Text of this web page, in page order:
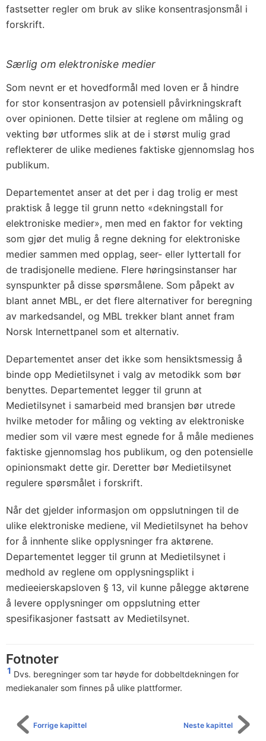
fastsetter regler om bruk av slike konsentrasjonsmål i
forskrift.
Særlig om elektroniske medier
Som nevnt er et hovedformål med loven er å hindre
for stor konsentrasjon av potensiell påvirkningskraft
over opinionen. Dette tilsier at reglene om måling og
vekting bør utformes slik at de i størst mulig grad
reflekterer de ulike medienes faktiske gjennomslag hos
publikum.
Departementet anser at det per i dag trolig er mest
praktisk å legge til grunn netto «dekningstall for
elektroniske medier», men med en faktor for vekting
som gjør det mulig å regne dekning for elektroniske
medier sammen med opplag, seer- eller lyttertall for
de tradisjonelle mediene. Flere høringsinstanser har
synspunkter på disse spørsmålene. Som påpekt av
blant annet MBL, er det flere alternativer for beregning
av markedsandel, og MBL trekker blant annet fram
Norsk Internettpanel som et alternativ.
Departementet anser det ikke som hensiktsmessig å
binde opp Medietilsynet i valg av metodikk som bør
benyttes. Departementet legger til grunn at
Medietilsynet i samarbeid med bransjen bør utrede
hvilke metoder for måling og vekting av elektroniske
medier som vil være mest egnede for å måle medienes
faktiske gjennomslag hos publikum, og den potensielle
opinionsmakt dette gir. Deretter bør Medietilsynet
regulere spørsmålet i forskrift.
Når det gjelder informasjon om oppslutningen til de
ulike elektroniske mediene, vil Medietilsynet ha behov
for å innhente slike opplysninger fra aktørene.
Departementet legger til grunn at Medietilsynet i
medhold av reglene om opplysningsplikt i
medieeierskapsloven § 13, vil kunne pålegge aktørene
å levere opplysninger om oppslutning etter
spesifikasjoner fastsatt av Medietilsynet.
Fotnoter
1 Dvs. beregninger som tar høyde for dobbeltdekningen for
mediekanaler som finnes på ulike plattformer.
Neste kapittel
Forrige kapittel